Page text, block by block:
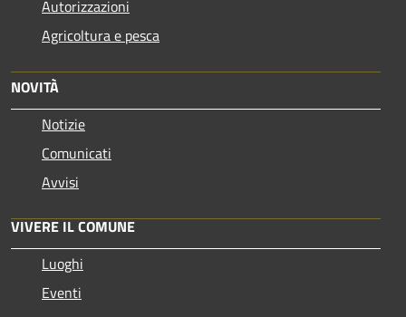
Autorizzazioni
Agricoltura e pesca
NOVITÀ
Notizie
Comunicati
Avvisi
VIVERE IL COMUNE
Luoghi
Eventi